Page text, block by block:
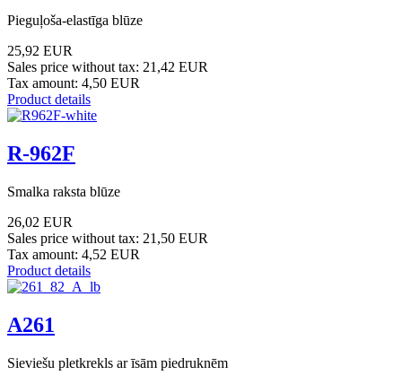
Pieguļoša-elastīga blūze
25,92 EUR
Sales price without tax: 21,42 EUR
Tax amount: 4,50 EUR
Product details
R-962F
Smalka raksta blūze
26,02 EUR
Sales price without tax: 21,50 EUR
Tax amount: 4,52 EUR
Product details
A261
Sieviešu pletkrekls ar īsām piedruknēm